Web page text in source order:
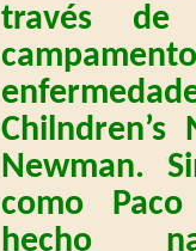
través de
Newman.
como
hecho